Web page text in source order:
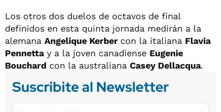
Los otros dos duelos de octavos de final
definidos en esta quinta jornada medirán a la
alemana Angelique Kerber con la italiana Flavia
Pennettay a la joven canadiense Eugenie
Bouchard con la australiana Casey Dellacqua.
Suscribite al Newsletter